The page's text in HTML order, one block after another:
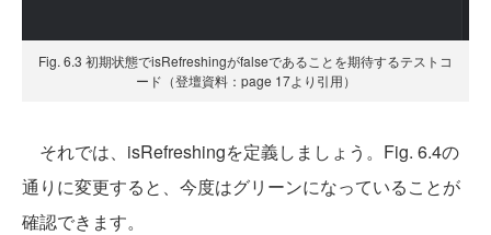
Fig. 6.3 初期状態でisRefreshingがfalseであることを期待するテストコ
ード（登壇資料：page 17より引用）
それでは、isRefreshingを定義しましょう。Fig. 6.4の
通りに変更すると、今度はグリーンになっていることが
確認できます。